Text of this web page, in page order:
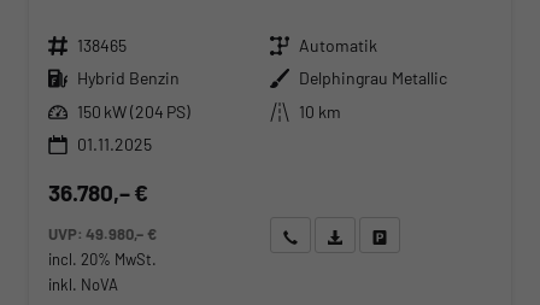
Fahrzeugnr. 138465 Getriebe Automatik
Kraftstoff Hybrid Benzin Außenfarbe Delphingrau Metallic
Leistung 150 kW (204 PS) Kilometerstand
10 km
01.11.2025
36.780,– €
UVP:49.980,– €
incl. 20% MwSt.
inkl. NoVA
Wir rufen Sie anAngebot drucken (PDF)